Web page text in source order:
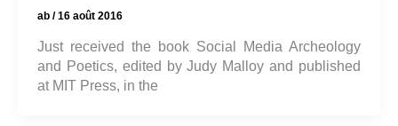
ab /16 août 2016
Just received the book Social Media Archeology
and Poetics, edited by Judy Malloy and published
at MIT Press, in the